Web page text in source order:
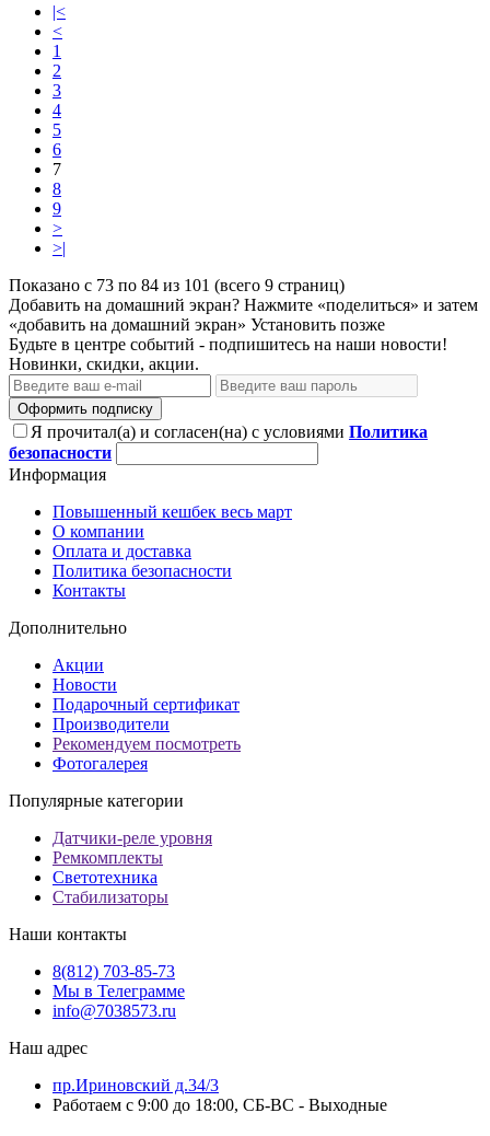
|<
<
1
2
3
4
5
6
7
8
9
>
>|
Показано с 73 по 84 из 101 (всего 9 страниц)
Добавить на домашний экран? Нажмите «поделиться» и затем
«добавить на домашний экран» Установить позже
Будьте в центре событий - подпишитесь на наши новости!
Новинки, скидки, акции.
Оформить подписку
Я прочитал(а) и согласен(на) с условиями Политика
безопасности
Информация
Повышенный кешбек весь март
О компании
Оплата и доставка
Политика безопасности
Контакты
Дополнительно
Акции
Новости
Подарочный сертификат
Производители
Рекомендуем посмотреть
Фотогалерея
Популярные категории
Датчики-реле уровня
Ремкомплекты
Светотехника
Стабилизаторы
Наши контакты
8(812) 703-85-73
Мы в Телеграмме
info@7038573.ru
Наш адрес
пр.Ириновский д.34/3
Работаем с 9:00 до 18:00, СБ-ВС - Выходные